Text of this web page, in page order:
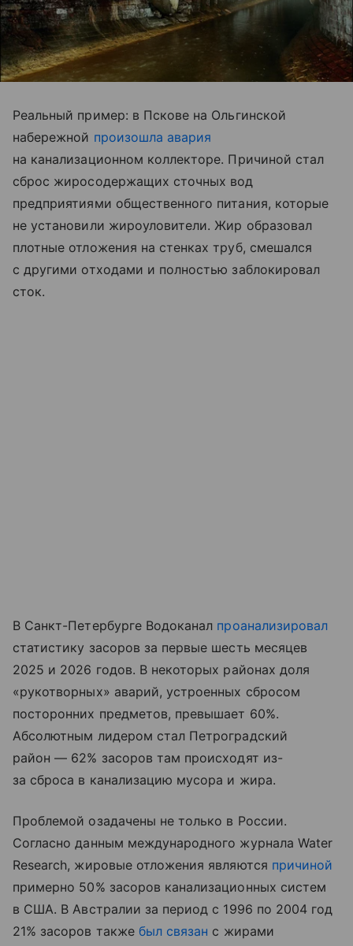
Реальный пример: в Пскове на Ольгинской
набережной произошла авария
на канализационном коллекторе. Причиной стал
сброс жиросодержащих сточных вод
предприятиями общественного питания, которые
не установили жироуловители. Жир образовал
плотные отложения на стенках труб, смешался
с другими отходами и полностью заблокировал
сток.
В Санкт-Петербурге Водоканал проанализировал
статистику засоров за первые шесть месяцев
2025 и 2026 годов. В некоторых районах доля
«рукотворных» аварий, устроенных сбросом
посторонних предметов, превышает 60%.
Абсолютным лидером стал Петроградский
район — 62% засоров там происходят из-
за сброса в канализацию мусора и жира.
Проблемой озадачены не только в России.
Согласно данным международного журнала Water
Research, жировые отложения являются причиной
примерно 50% засоров канализационных систем
в США. В Австралии за период с 1996 по 2004 год
21% засоров также был связан с жирами